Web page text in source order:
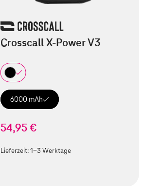
Crosscall X-Power V3
6000 mAh
54,95 €
Lieferzeit:1-3 Werktage